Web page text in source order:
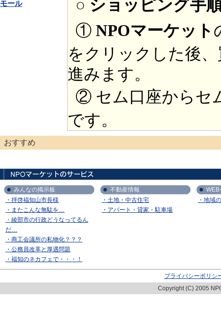
モール
○ ショッピング手
① NPOマーケット
をクリックした後
進みます。
② セム口座からセ
です。
おすすめ
みんなの掲示板
・拝啓福知山市長様
・またこんな無駄を…
・綾部市の行政どうなってるん
だ…
・商工会議所の私物化？？？
・公務員改革と厚遇問題
・福知のネカフェで・・・！
不動産情報
・土地・中古住宅
・アパート・貸家・駐車場
WEB
・地域
プライバシーポリシ
Copyright (C) 2005